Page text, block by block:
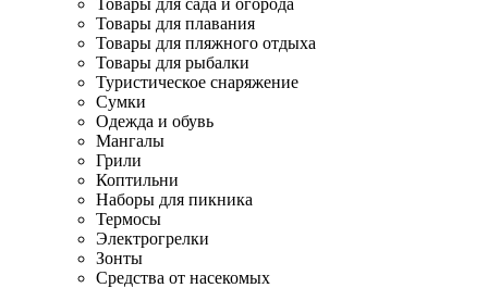
Товары для сада и огорода
Товары для плавания
Товары для пляжного отдыха
Товары для рыбалки
Туристическое снаряжение
Сумки
Одежда и обувь
Мангалы
Грили
Коптильни
Наборы для пикника
Термосы
Электрогрелки
Зонты
Средства от насекомых